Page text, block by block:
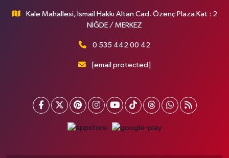
Kale Mahallesi, İsmail Hakkı Altan Cad. Özenç Plaza Kat : 2
NİĞDE / MERKEZ
0 535 442 00 42
[email protected]